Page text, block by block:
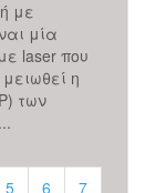
με
μία
laser που
η
των
5 6
7